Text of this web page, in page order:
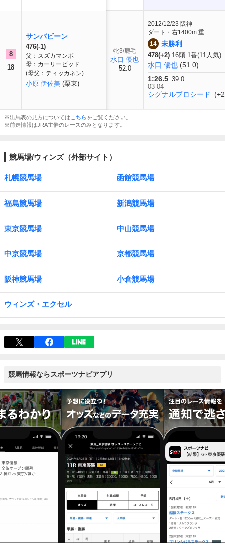
8
18
サンバビーン
476(-1)
父：スズカマンボ
母：カーリービッド
(母父：ティッカネン)
小原 伊佐美 (栗東)
牝3/鹿毛
水口 優也
52.0
2012/12/23 阪神
ダート・右1400m 重
14
未勝利
478(+2) 16頭 1番(11人気)
水口 優也 (51.0)
1:26.5 39.0
03-04
シグナルプロシード
※出馬表の見方については こちらをご覧ください。
※前走情報はJRA主催のレースのみとなります。
競馬場/ウィンズ（外部サイト）
札幌競馬場 函館競馬場
福島競馬場 新潟競馬場
東京競馬場 中山競馬場
中京競馬場 京都競馬場
阪神競馬場 小倉競馬場
ウィンズ・エクセル
競馬情報ならスポーツナビアプリ